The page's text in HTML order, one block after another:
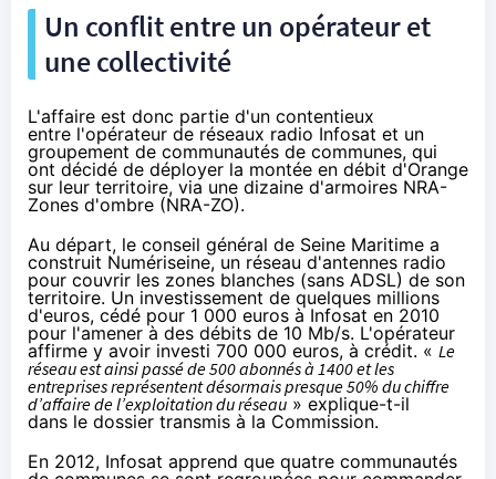
Un conflit entre un opérateur et
une collectivité
L'affaire est donc partie d'un contentieux
entre l'opérateur de réseaux radio Infosat et un
groupement de communautés de communes, qui
ont décidé de déployer la montée en débit d'Orange
sur leur territoire, via une dizaine d'armoires NRA-
Zones d'ombre (NRA-ZO).
Au départ, le conseil général de Seine Maritime a
construit Numériseine, un réseau d'antennes radio
pour couvrir les zones blanches (sans ADSL) de son
territoire. Un investissement de quelques millions
d'euros, cédé pour 1 000 euros à Infosat en 2010
pour l'amener à des débits de 10 Mb/s. L'opérateur
affirme y avoir investi 700 000 euros, à crédit. « Le
réseau est ainsi passé de 500 abonnés à 1400 et les
entreprises représentent désormais presque 50% du chiffre
d’affaire de l’exploitation du réseau » explique-t-il
dans le dossier transmis à la Commission.
En 2012, Infosat apprend que quatre communautés